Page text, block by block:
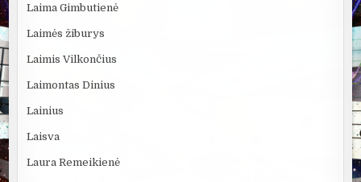
Laima Gimbutienė
Laimės žiburys
Laimis Vilkončius
Laimontas Dinius
Lainius
Laisva
Laura Remeikienė